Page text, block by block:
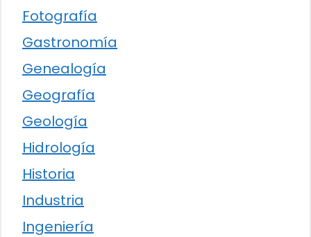
Fotografía
Gastronomía
Genealogía
Geografía
Geología
Hidrología
Historia
Industria
Ingeniería